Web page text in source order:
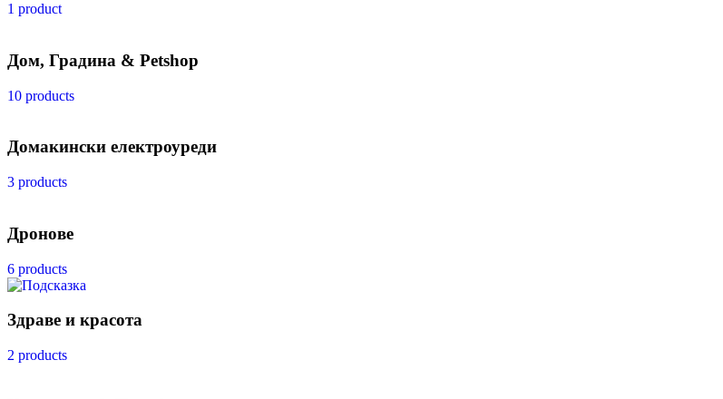
1 product
Дом, Градина & Petshop
10 products
Домакински електроуреди
3 products
Дронове
6 products
Здраве и красота
2 products